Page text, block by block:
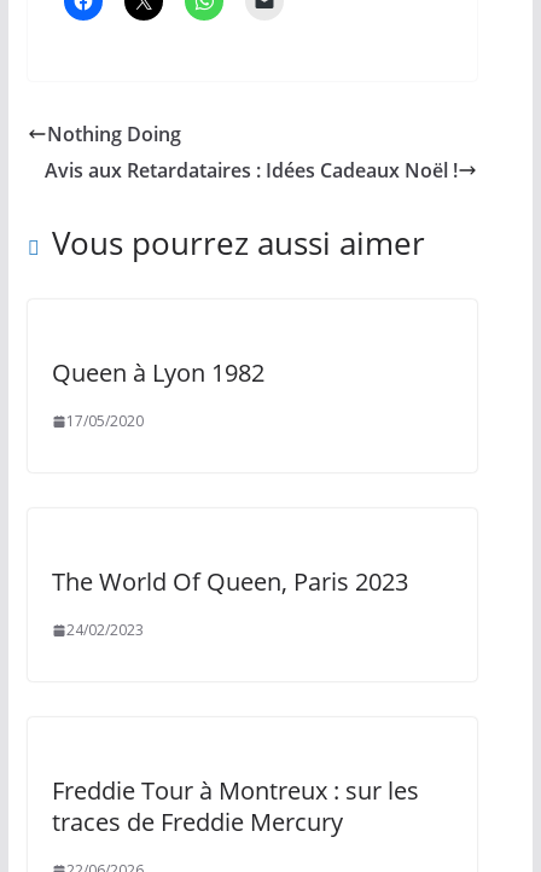
Nothing Doing
Avis aux Retardataires : Idées Cadeaux Noël !
Vous pourrez aussi aimer
Queen à Lyon 1982
17/05/2020
The World Of Queen, Paris 2023
24/02/2023
Freddie Tour à Montreux : sur les
traces de Freddie Mercury